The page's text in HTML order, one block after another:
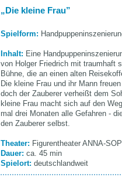
Die kleine Frau
Spielform:
Inhalt: Eine
von Holger Friedrich mit traumhaft
Bühne, die an einen alten
Die kleine Frau und ihr Mann
doch der Zauberer verheißt dem
kleine Frau macht sich auf den
mal drei Monaten alle Gefahren -
den Zauberer selbst.
Theater: Figurentheater ANNA-
Dauer: ca. 45 min
Spielort: deutschlandweit